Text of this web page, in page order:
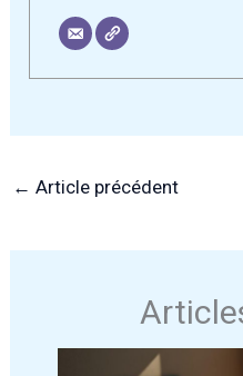
← Article précédent